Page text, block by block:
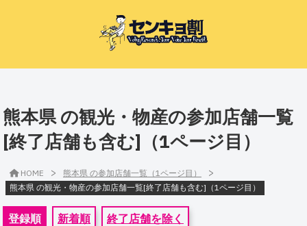
熊本県 の観光・物産の参加店舗一覧
[終了店舗も含む]（1ページ目）
HOME > 熊本県 の参加店舗一覧（1ページ目） >
熊本県 の観光・物産の参加店舗一覧[終了店舗も含む]（1ページ目）
登録順 新着順 終了店舗を除く